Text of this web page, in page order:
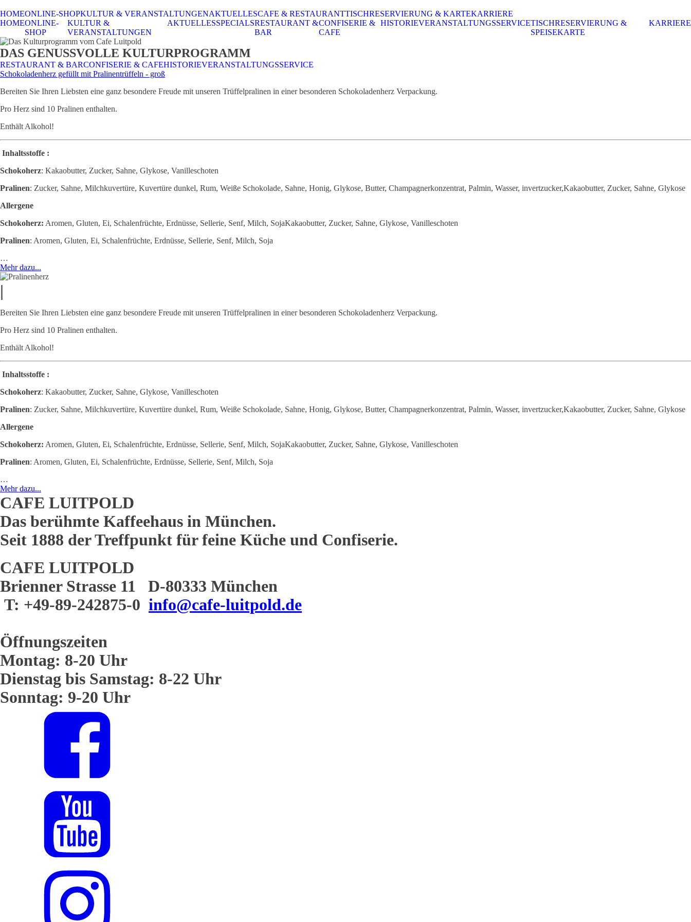
HOMEONLINE-SHOPKULTUR & VERANSTALTUNGENAKTUELLESCAFE & RESTAURANTTISCHRESERVIERUNG & KARTEKARRIERE
HOMEONLINE-
SHOP
KULTUR &
VERANSTALTUNGEN
AKTUELLESSPECIALSRESTAURANT &
BAR
CONFISERIE &
CAFE
HISTORIEVERANSTALTUNGSSERVICETISCHRESERVIERUNG &
SPEISEKARTE
KARRIERE
DAS GENUSSVOLLE KULTURPROGRAMM
RESTAURANT & BARCONFISERIE & CAFEHISTORIEVERANSTALTUNGSSERVICE
Schokoladenherz gefüllt mit Pralinentrüffeln - groß
Bereiten Sie Ihren Liebsten eine ganz besondere Freude mit unseren Trüffelpralinen in einer besonderen Schokoladenherz Verpackung.
Pro Herz sind 10 Pralinen enthalten.
Enthält Alkohol!
Inhaltsstoffe :
Schokoherz: Kakaobutter, Zucker, Sahne, Glykose, Vanilleschoten
Pralinen: Zucker, Sahne, Milchkuvertüre, Kuvertüre dunkel, Rum, Weiße Schokolade, Sahne, Honig, Glykose, Butter, Champagnerkonzentrat, Palmin, Wasser, invertzucker,Kakaobutter, Zucker, Sahne, Glykose
Allergene
Schokoherz: Aromen, Gluten, Ei, Schalenfrüchte, Erdnüsse, Sellerie, Senf, Milch, SojaKakaobutter, Zucker, Sahne, Glykose, Vanilleschoten
Pralinen: Aromen, Gluten, Ei, Schalenfrüchte, Erdnüsse, Sellerie, Senf, Milch, Soja
…
Mehr dazu...
|
Bereiten Sie Ihren Liebsten eine ganz besondere Freude mit unseren Trüffelpralinen in einer besonderen Schokoladenherz Verpackung.
Pro Herz sind 10 Pralinen enthalten.
Enthält Alkohol!
Inhaltsstoffe :
Schokoherz: Kakaobutter, Zucker, Sahne, Glykose, Vanilleschoten
Pralinen: Zucker, Sahne, Milchkuvertüre, Kuvertüre dunkel, Rum, Weiße Schokolade, Sahne, Honig, Glykose, Butter, Champagnerkonzentrat, Palmin, Wasser, invertzucker,Kakaobutter, Zucker, Sahne, Glykose
Allergene
Schokoherz: Aromen, Gluten, Ei, Schalenfrüchte, Erdnüsse, Sellerie, Senf, Milch, SojaKakaobutter, Zucker, Sahne, Glykose, Vanilleschoten
Pralinen: Aromen, Gluten, Ei, Schalenfrüchte, Erdnüsse, Sellerie, Senf, Milch, Soja
…
Mehr dazu...
CAFE LUITPOLD
Das berühmte Kaffeehaus in München.
Seit 1888 der Treffpunkt für feine Küche und Confiserie.
CAFE LUITPOLD
Brienner Strasse 11 D-80333 München
T: +49-89-242875-0 info@cafe-luitpold.de
Öffnungszeiten
Montag: 8-20 Uhr
Dienstag bis Samstag: 8-22 Uhr
Sonntag: 9-20 Uhr